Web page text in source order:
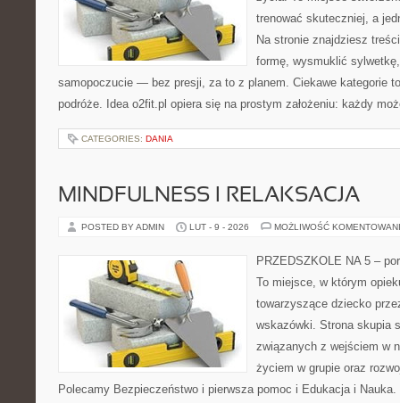
trenować skuteczniej, a
Na stronie znajdziesz
formę, wysmuklić
samopoczucie — bez presji, za to z planem. Ciekawe kategorie
podróże. Idea o2fit.pl opiera się na prostym założeniu: każdy
CATEGORIES: DANIA
MINDFULNESS I RELAKSACJA
POSTED BY ADMIN LUT - 9 - 2026 MOŻLIWOŚĆ
PRZEDSZKOLE NA 5 –
To miejsce, w którym
towarzyszące dziecko
wskazówki. Strona skupia
związanych z wejściem w
życiem w grupie oraz
Polecamy Bezpieczeństwo i pierwsza pomoc i Edukacja i